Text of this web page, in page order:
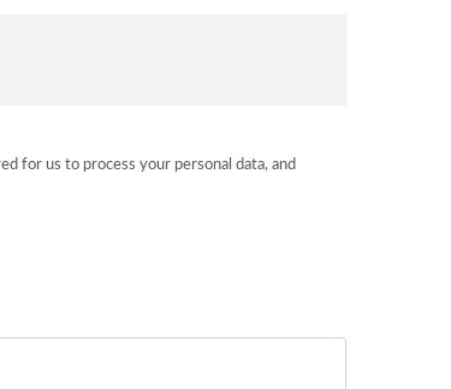
for us to process your personal data, and